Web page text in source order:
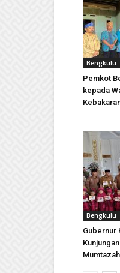
Bengkulu
Pemkot
kepada
Bengkulu
Gubernur